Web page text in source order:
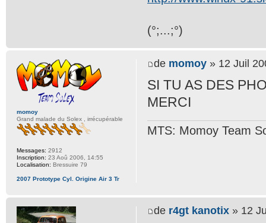
(°;...;°)
de momoy » 12 Juil
SI TU AS DES
MERCI
MTS: Momoy Team
momoy
Grand malade du Solex , irrécupérable
Messages: 2912
Inscription: 23 Aoû 2006, 14:55
Localisation: Bressuire 79
2007 Prototype Cyl. Origine Air 3 Tr
de r4gt kanotix » 12